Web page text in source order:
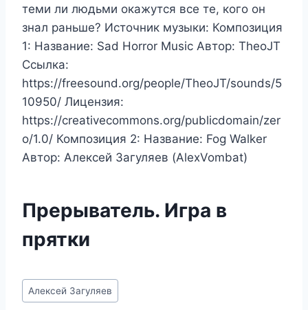
теми ли людьми окажутся все те, кого он
знал раньше? Источник музыки: Композиция
1: Название: Sad Horror Music Автор: TheoJT
Ссылка:
https://freesound.org/people/TheoJT/sounds/5
10950/ Лицензия:
https://creativecommons.org/publicdomain/zer
o/1.0/ Композиция 2: Название: Fog Walker
Автор: Алексей Загуляев (AlexVombat)
Прерыватель. Игра в
прятки
Метки
записи:
Алексей Загуляев